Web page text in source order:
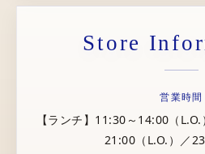
Store
営業時間
【ランチ】11:30～14:00（
21:00（L.O.）／